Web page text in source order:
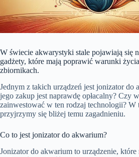
W świecie akwarystyki stale pojawiają się
gadżety, które mają poprawić warunki
zbiornikach.
Jednym z takich urządzeń jest jonizator do
jego zakup jest naprawdę opłacalny? Czy
zainwestować w ten rodzaj technologii? W
przyjrzymy się bliżej temu zagadnieniu.
Co to jest jonizator do akwarium?
Jonizator do akwarium to urządzenie, które